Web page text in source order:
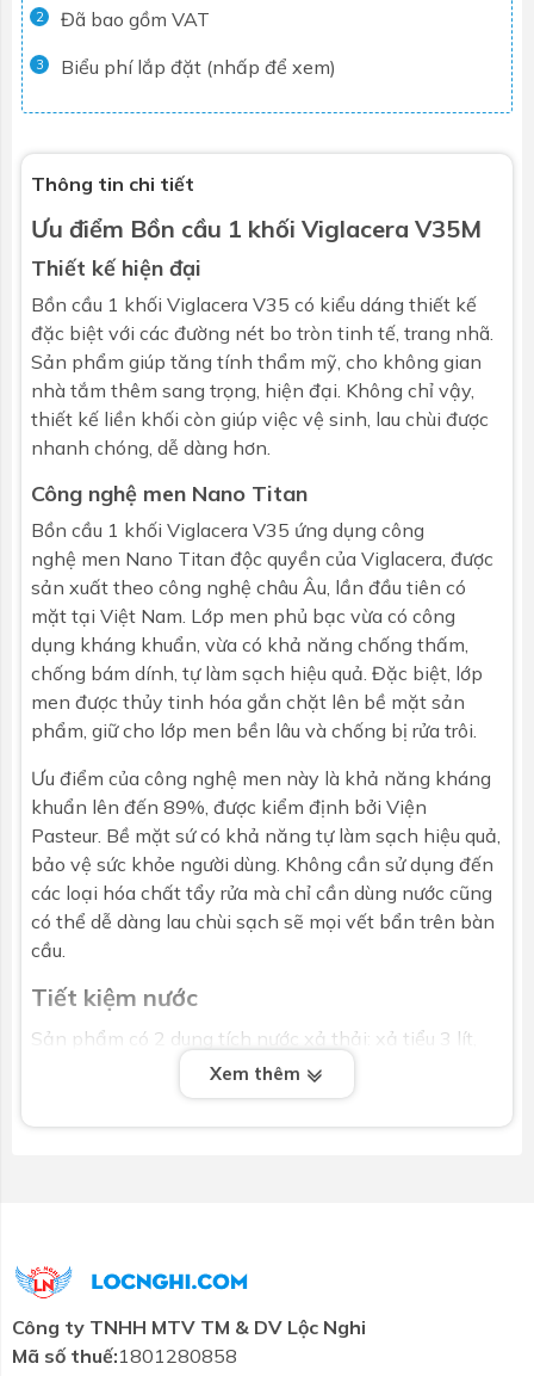
2 Đã bao gồm VAT
3 Biểu phí lắp đặt (nhấp để xem)
Thông tin chi tiết
Ưu điểm Bồn cầu 1 khối Viglacera V35M
Thiết kế hiện đại
Bồn cầu 1 khối Viglacera V35 có kiểu dáng thiết kế
đặc biệt với các đường nét bo tròn tinh tế, trang nhã.
Sản phẩm giúp tăng tính thẩm mỹ, cho không gian
nhà tắm thêm sang trọng, hiện đại. Không chỉ vậy,
thiết kế liền khối còn giúp việc vệ sinh, lau chùi được
nhanh chóng, dễ dàng hơn.
Công nghệ men Nano Titan
Bồn cầu 1 khối Viglacera V35 ứng dụng công
nghệ men Nano Titan độc quyền của Viglacera, được
sản xuất theo công nghệ châu Âu, lần đầu tiên có
mặt tại Việt Nam. Lớp men phủ bạc vừa có công
dụng kháng khuẩn, vừa có khả năng chống thấm,
chống bám dính, tự làm sạch hiệu quả. Đặc biệt, lớp
men được thủy tinh hóa gắn chặt lên bề mặt sản
phẩm, giữ cho lớp men bền lâu và chống bị rửa trôi.
Ưu điểm của công nghệ men này là khả năng kháng
khuẩn lên đến 89%, được kiểm định bởi Viện
Pasteur. Bề mặt sứ có khả năng tự làm sạch hiệu quả,
bảo vệ sức khỏe người dùng. Không cần sử dụng đến
các loại hóa chất tẩy rửa mà chỉ cần dùng nước cũng
có thể dễ dàng lau chùi sạch sẽ mọi vết bẩn trên bàn
cầu.
Tiết kiệm nước
Sản phẩm có 2 dung tích nước xả thải: xả tiểu 3 lít,
xả đại 6 lít. Tùy theo nhu cầu mà người dùng có thể
lựa chọn mức nước xả phù hợp. Thêm vào đó, hệ
thống xả của bàn cầu không cần sử dụng quá nhiều
PP kháng khuẩn không màu, không mùi. Bề mặt nắp
bồn cầu nhẵn mịn, dễ dàng vệ sinh, chống bám bẩn,
tuổi thọ sử dụng lâu dài. Đặc biệt, đây là mẫu nắp rơi
êm – nắp sẽ từ từ hạ xuống, không gây tiếng ồn như
Xem thêm
Công ty TNHH MTV TM & DV Lộc Nghi
Mã số thuế:1801280858